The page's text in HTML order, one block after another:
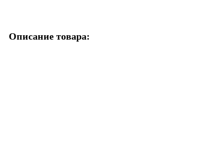
Описание товара: